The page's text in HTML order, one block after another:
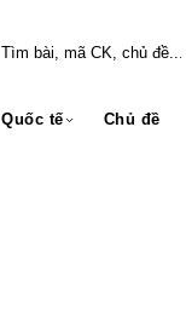
Quốc tế Chủ đề